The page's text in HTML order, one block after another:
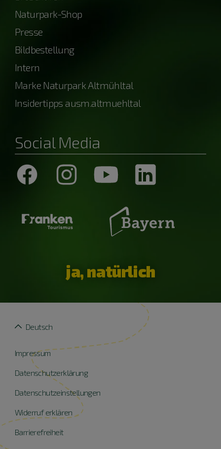
Naturpark-Shop
Presse
Bildbestellung
Intern
Marke Naturpark Altmühltal
Insidertipps ausm.altmuehltal
Social Media
ja, natürlich
Impressum
Datenschutzerklärung
Datenschutzeinstellungen
Widerruf erklären
Barrierefreiheit
Deutsch